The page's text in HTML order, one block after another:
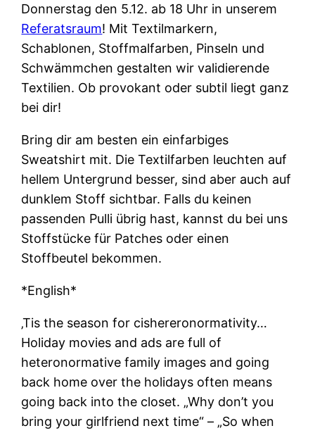
Donnerstag den 5.12. ab 18 Uhr in unserem
Referatsraum! Mit Textilmarkern,
Schablonen, Stoffmalfarben, Pinseln und
Schwämmchen gestalten wir validierende
Textilien. Ob provokant oder subtil liegt ganz
bei dir!
Bring dir am besten ein einfarbiges
Sweatshirt mit. Die Textilfarben leuchten auf
hellem Untergrund besser, sind aber auch auf
dunklem Stoff sichtbar. Falls du keinen
passenden Pulli übrig hast, kannst du bei uns
Stoffstücke für Patches oder einen
Stoffbeutel bekommen.
*English*
‚Tis the season for cishereronormativity…
Holiday movies and ads are full of
heteronormative family images and going
back home over the holidays often means
going back into the closet. „Why don’t you
bring your girlfriend next time“ – „So when